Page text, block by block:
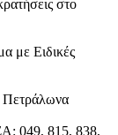
στο
με Ειδικές
049, 815, 838,